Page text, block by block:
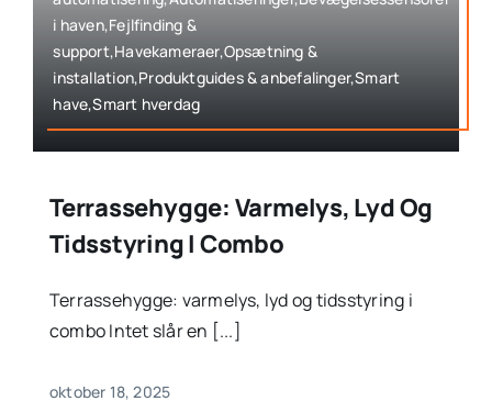
i haven,Fejlfinding &
support,Havekameraer,Opsætning &
installation,Produktguides & anbefalinger,Smart
have,Smart hverdag
Terrassehygge: Varmelys, Lyd Og
Tidsstyring I Combo
Terrassehygge: varmelys, lyd og tidsstyring i
combo Intet slår en [...]
oktober 18, 2025